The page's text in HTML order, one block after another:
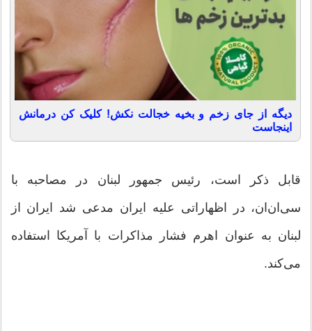
دیگه از جای زخم و بخیه خجالت نکش! کلیک کن درمانش
اینجاست
قابل ذکر است، رئیس جمهور لبنان در مصاحبه با
سی‌ان‌ان، در اظهاراتی علیه ایران مدعی شد ایران از
لبنان به عنوان اهرم فشار مذاکرات با آمریکا استفاده
می‌کند.